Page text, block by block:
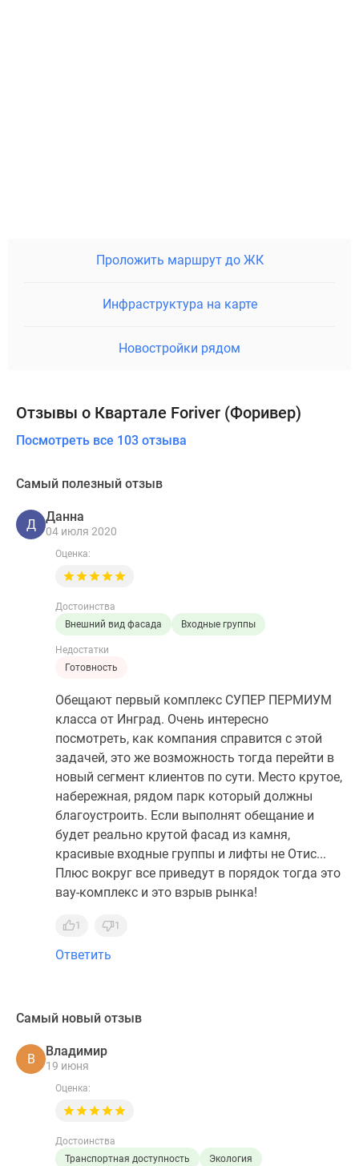
Проложить маршрут до ЖК
Инфраструктура на карте
Новостройки рядом
Отзывы о Квартале Foriver (Форивер)
Посмотреть все 103 отзыва
Самый полезный отзыв
Д
Данна
04 июля 2020
Оценка:
Достоинства
Внешний вид фасада
Входные группы
Недостатки
Готовность
Обещают первый комплекс СУПЕР ПЕРМИУМ
класса от Инград. Очень интересно
посмотреть, как компания справится с этой
задачей, это же возможность тогда перейти в
новый сегмент клиентов по сути. Место крутое,
набережная, рядом парк который должны
благоустроить. Если выполнят обещание и
будет реально крутой фасад из камня,
красивые входные группы и лифты не Отис...
Плюс вокруг все приведут в порядок тогда это
вау-комплекс и это взрыв рынка!
1 1
Ответить
Самый новый отзыв
В
Владимир
19 июня
Оценка:
Достоинства
Транспортная доступность
Экология